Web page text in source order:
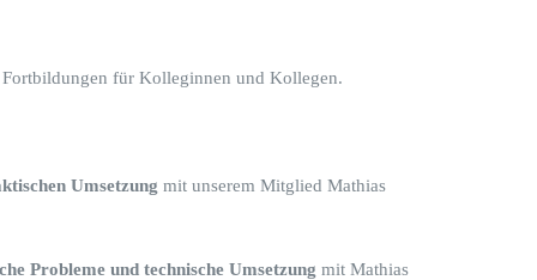
Fortbildungen für Kolleginnen und Kollegen.
Umsetzungmit unserem Mitglied Mathias
Probleme und technische Umsetzungmit Mathias